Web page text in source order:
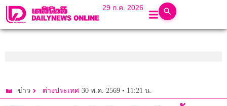
29 ก.ค. 2026
ข่าว ต่างประเทศ 30 พ.ค. 2569 • 11:21 น.